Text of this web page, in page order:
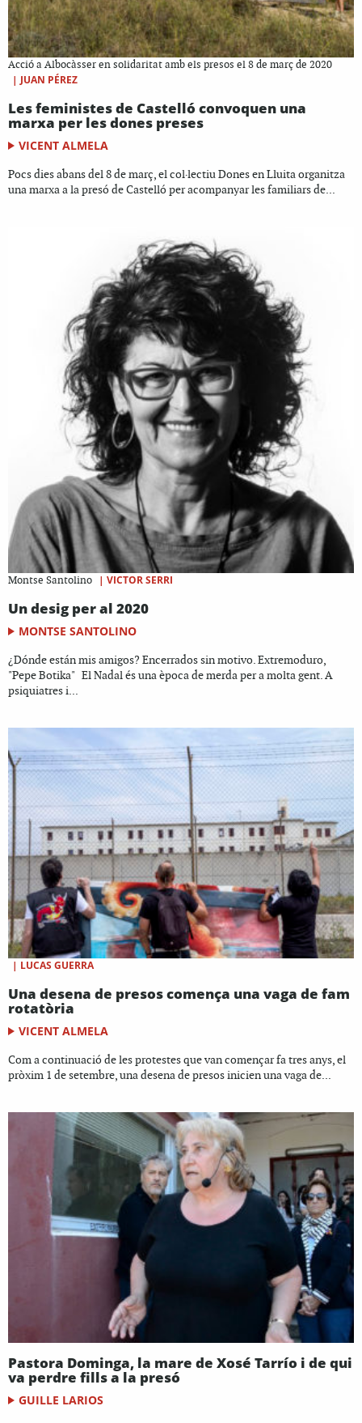
Acció a Albocàsser en solidaritat amb els presos el 8 de març de 2020
| JUAN PÉREZ
Les feministes de Castelló convoquen una
marxa per les dones preses
VICENT ALMELA
Pocs dies abans del 8 de març, el col·lectiu Dones en Lluita organitza
una marxa a la presó de Castelló per acompanyar les familiars de...
Montse Santolino | VICTOR SERRI
Un desig per al 2020
MONTSE SANTOLINO
¿Dónde están mis amigos? Encerrados sin motivo. Extremoduro,
"Pepe Botika" El Nadal és una època de merda per a molta gent. A
psiquiatres i...
| LUCAS GUERRA
Una desena de presos comença una vaga de fam
rotatòria
VICENT ALMELA
Com a continuació de les protestes que van començar fa tres anys, el
pròxim 1 de setembre, una desena de presos inicien una vaga de...
Pastora Dominga, la mare de Xosé Tarrío i de qui
va perdre fills a la presó
GUILLE LARIOS